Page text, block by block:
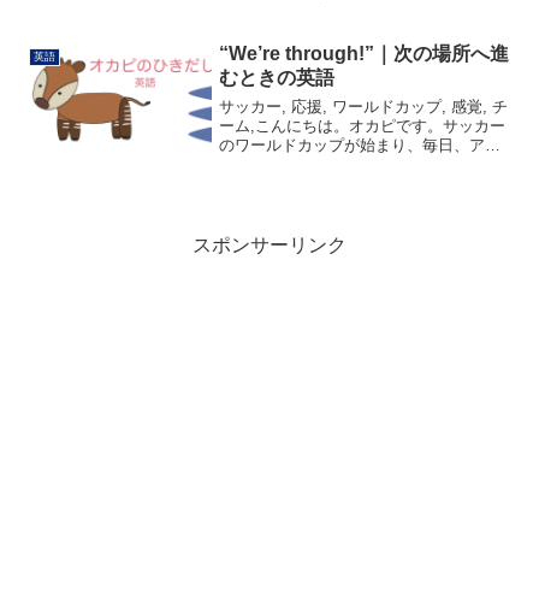
でも僕には、張りつめた透明感のような
ものが伝わってきます。朝...
英語
“We’re through!”｜次の場所へ進
むときの英語
サッカー, 応援, ワールドカップ, 感覚, チ
ーム,こんにちは。オカピです。サッカー
のワールドカップが始まり、毎日、アメ
スポンサーリンク